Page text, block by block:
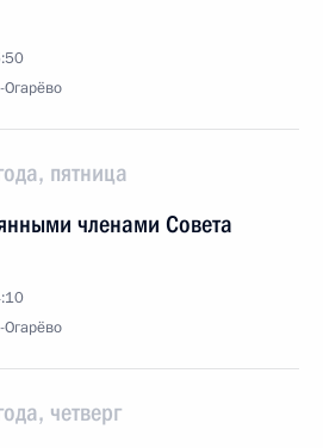
пятница
членами Совета
четверг